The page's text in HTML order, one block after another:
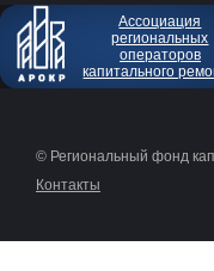
Ассоциация
региональных
операторов
капитального
© Региональный фонд
Контакты